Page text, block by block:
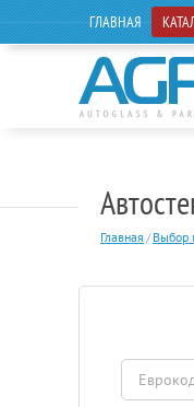
ГЛАВНАЯ
Главная / Выбор